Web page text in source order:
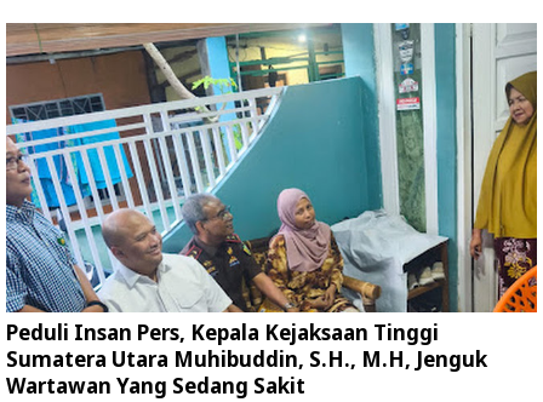
Peduli Insan Pers, Kepala Kejaksaan Tinggi
Sumatera Utara Muhibuddin, S.H., M.H, Jenguk
Wartawan Yang Sedang Sakit